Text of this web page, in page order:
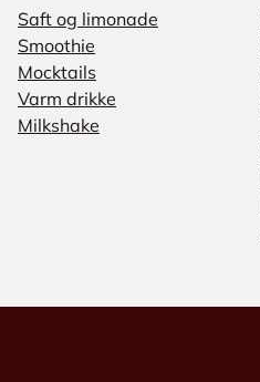
Saft og limonade
Smoothie
Mocktails
Varm drikke
Milkshake